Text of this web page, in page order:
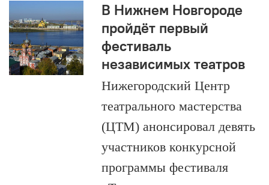
В Нижнем Новгороде
пройдёт первый
фестиваль
независимых театров
Нижегородский Центр
театрального мастерства
(ЦТМ) анонсировал девять
участников конкурсной
программы фестиваля